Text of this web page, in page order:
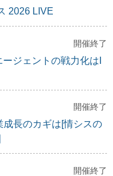
2026 LIVE
開催終了
ジェントの戦力化はI
開催終了
成長のカギは[情シスの
開催終了